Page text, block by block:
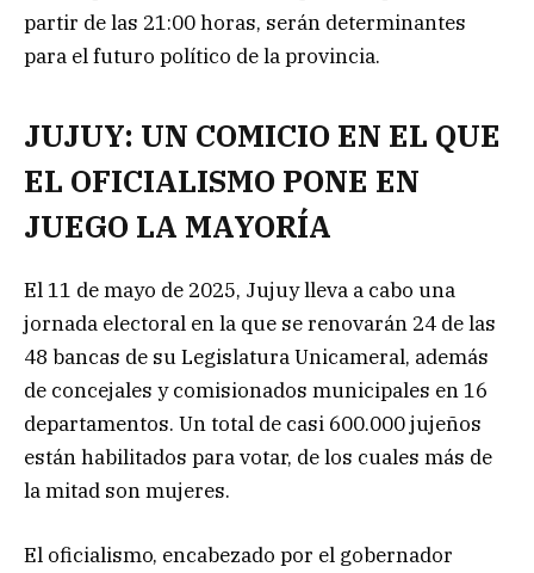
partir de las 21:00 horas, serán determinantes
para el futuro político de la provincia.
JUJUY: UN COMICIO EN EL QUE
EL OFICIALISMO PONE EN
JUEGO LA MAYORÍA
El 11 de mayo de 2025, Jujuy lleva a cabo una
jornada electoral en la que se renovarán 24 de las
48 bancas de su Legislatura Unicameral, además
de concejales y comisionados municipales en 16
departamentos. Un total de casi 600.000 jujeños
están habilitados para votar, de los cuales más de
la mitad son mujeres.
El oficialismo, encabezado por el gobernador